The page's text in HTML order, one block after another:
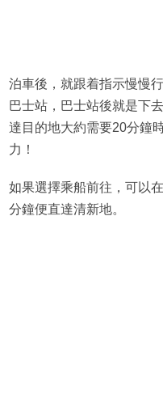
泊車後，就跟着指示慢慢
巴士站，巴士站後就是下
達目的地大約需要20分鐘
力！
如果選擇乘船前往，可以
分鐘便直達清新地。